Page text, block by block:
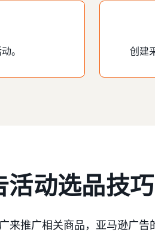
。 创建
活动选品技巧
来推广相关商品，亚马逊广